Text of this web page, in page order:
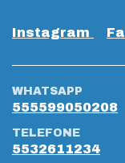
Instagram
WHATSAPP
555599050208
TELEFONE
5532611234